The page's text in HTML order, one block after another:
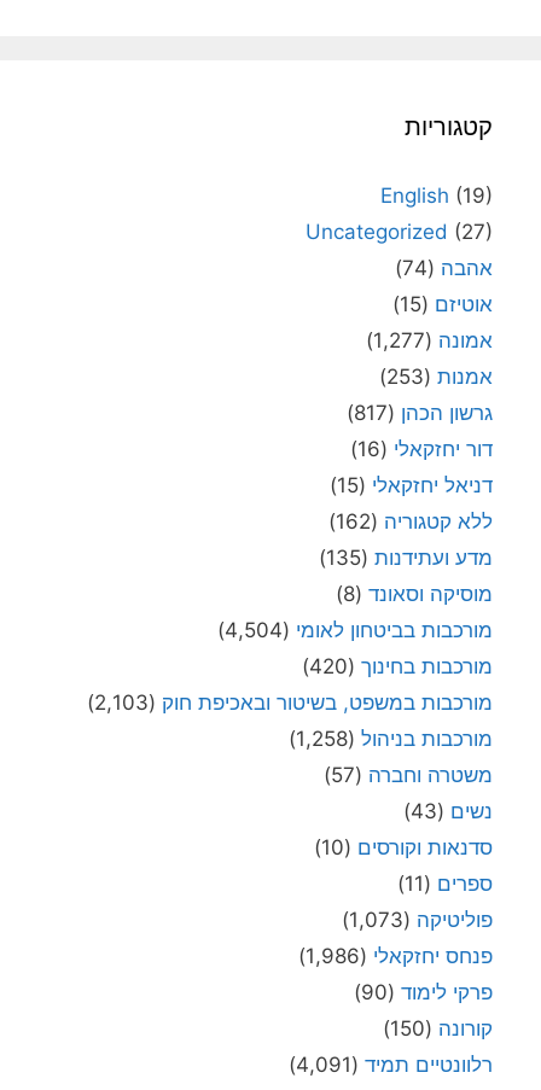
קטגוריות
English (19)
Uncategorized (27)
אהבה (74)
אוטיזם (15)
אמונה (1,277)
אמנות (253)
גרשון הכהן (817)
דור יחזקאלי (16)
דניאל יחזקאלי (15)
ללא קטגוריה (162)
מדע ועתידנות (135)
מוסיקה וסאונד (8)
מורכבות בביטחון לאומי (4,504)
מורכבות בחינוך (420)
מורכבות במשפט, בשיטור ובאכיפת חוק (2,103)
מורכבות בניהול (1,258)
משטרה וחברה (57)
נשים (43)
סדנאות וקורסים (10)
ספרים (11)
פוליטיקה (1,073)
פנחס יחזקאלי (1,986)
פרקי לימוד (90)
קורונה (150)
רלוונטיים תמיד (4,091)